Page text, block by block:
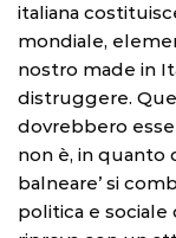
italiana
mondiale,
nostro made in
distruggere.
dovrebbero
non è, in quanto
balneare’ si
politica e sociale